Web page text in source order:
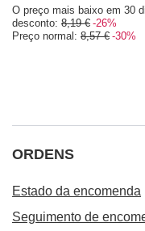
O preço mais baixo em 30
desconto: 8,19 € -26%
Preço normal: 8,57 € -30%
ORDENS
Estado da encomenda
Seguimento de